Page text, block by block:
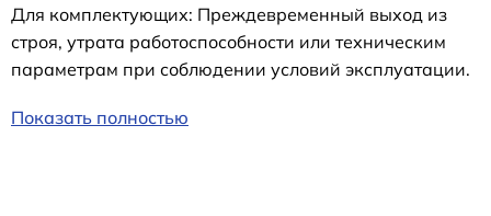
Для комплектующих: Преждевременный выход из
строя, утрата работоспособности или техническим
параметрам при соблюдении условий эксплуатации.
Показать полностью